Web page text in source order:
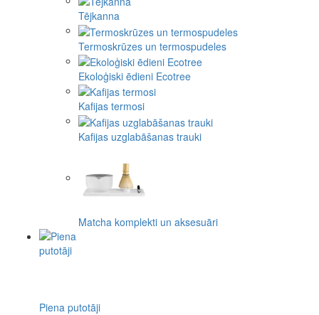
Tējkanna
Termoskrūzes un termospudeles
Ekoloģiski ēdieni Ecotree
Kafijas termosi
Kafijas uzglabāšanas trauki
Matcha komplekti un aksesuāri
Piena putotāji